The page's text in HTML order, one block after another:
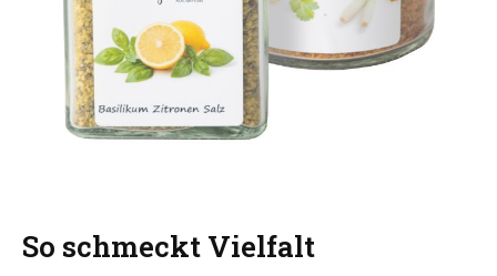
So schmeckt Vielfalt